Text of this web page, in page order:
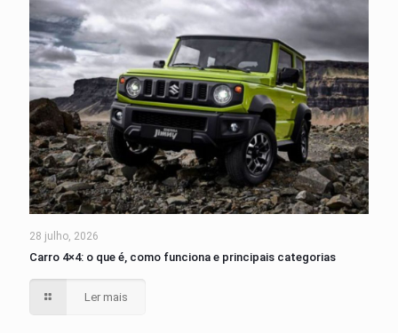
28 julho, 2026
Carro 4×4: o que é, como funciona e principais categorias
Ler mais